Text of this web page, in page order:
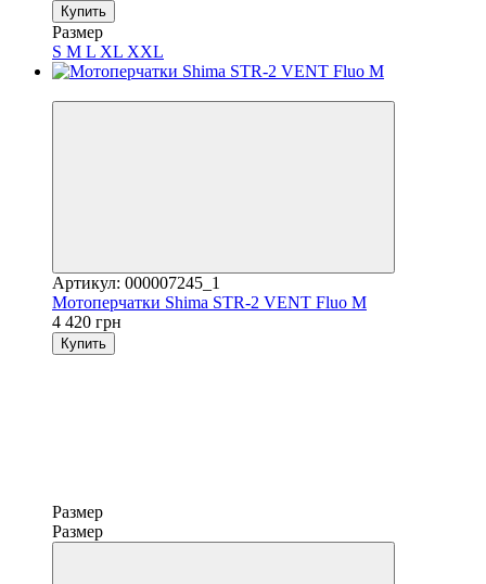
Купить
Размер
S M L XL XXL
Артикул: 000007245_1
Мотоперчатки Shima STR-2 VENT Fluo M
4 420 грн
Купить
Размер
Размер